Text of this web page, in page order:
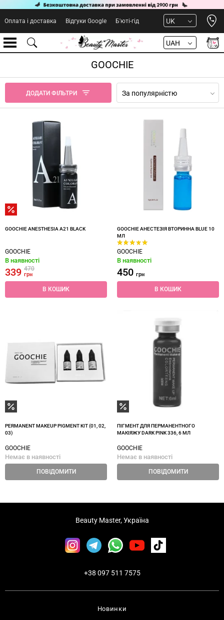
Оплата і доставка Відгуки Google Б'юті-гід UK
UAH
GOOCHIE
ДОДАТИ ФІЛЬТРИ За популярністю
GOOCHIE ANESTHESIA A21 BLACK
GOOCHIE
В наявності
339 470
грн
В КОШИК
GOOCHIE АНЕСТЕЗIЯ ВТОРИННА BLUE 10
МЛ
GOOCHIE
В наявності
450 грн
В КОШИК
PERMANENT MAKEUP PIGMENT KIT (01, 02,
03)
GOOCHIE
Немає в наявності
ПОВІДОМИТИ
ПІГМЕНТ ДЛЯ ПЕРМАНЕНТНОГО
МАКІЯЖУ DARK PINK 336, 6 МЛ
GOOCHIE
Немає в наявності
ПОВІДОМИТИ
Новинки
Beauty Master, Україна
+38 097 511 7575